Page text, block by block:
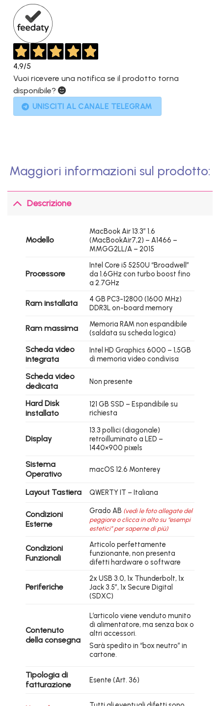
4,9/5
Vuoi ricevere una notifica se il prodotto torna
disponibile?
UNISCITI AL CANALE TELEGRAM
Maggiori informazioni sul prodotto:
Descrizione
Modello
MacBook Air 13.3″ 1.6
(MacBookAir7,2) – A1466 –
MMGG2LL/A – 2015
Processore
Intel Core i5 5250U “Broadwell”
da 1.6GHz con turbo boost fino
a 2.7GHz
Ram installata
4 GB PC3-12800 (1600 MHz)
DDR3L on-board memory
Ram massima
Memoria RAM non espandibile
(saldata su scheda logica)
Scheda video
integrata
Intel HD Graphics 6000 – 1,5GB
di memoria video condivisa
Scheda video
dedicata
Non presente
Hard Disk
installato
121 GB SSD – Espandibile su
richiesta
Display
13.3 pollici (diagonale)
retroilluminato a LED –
1440×900 pixels
Sistema
Operativo
macOS 12.6 Monterey
Layout Tastiera QWERTY IT – Italiana
Condizioni
Esterne
Grado AB (vedi le foto allegate del
peggiore o clicca in alto su “esempi
estetici” per saperne di più)
Condizioni
Funzionali
Articolo perfettamente
funzionante, non presenta
difetti hardware o software
Periferiche
2x USB 3.0, 1x Thunderbolt, 1x
Jack 3.5″, 1x Secure Digital
(SDXC)
Contenuto
della consegna
L’articolo viene venduto munito
di alimentatore, ma senza box o
altri accessori.
Sarà spedito in “box neutro” in
cartone.
Tipologia di
fatturazione
Esente (Art. 36)